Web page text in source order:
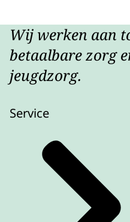
Wij werken aan
betaalbare zorg
jeugdzorg.
Service